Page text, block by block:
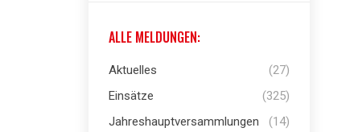
ALLE MELDUNGEN:
Aktuelles
(27)
Einsätze
(325)
Jahreshauptversammlungen
(14)